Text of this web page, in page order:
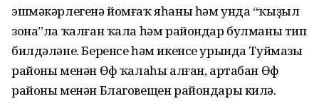
эшмәкәрлегенә йомғаҡ яһаны һәм унда “ҡыҙыл
зона”ла ҡалған ҡала һәм райондар булманы тип
билдәләне. Беренсе һәм икенсе урында Туймазы
районы менән Өфө ҡалаһы алған, артабан Өфө
районы менән Благовещен райондары килә.